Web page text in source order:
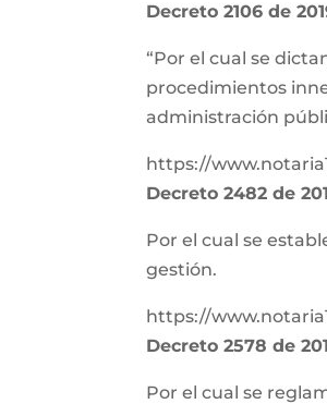
Decreto 2106 de
“Por el cual se
procedimientos
administración
https://
Decreto 2482 de
Por el cual se
gestión.
https://
Decreto 2578 de
Por el cual se